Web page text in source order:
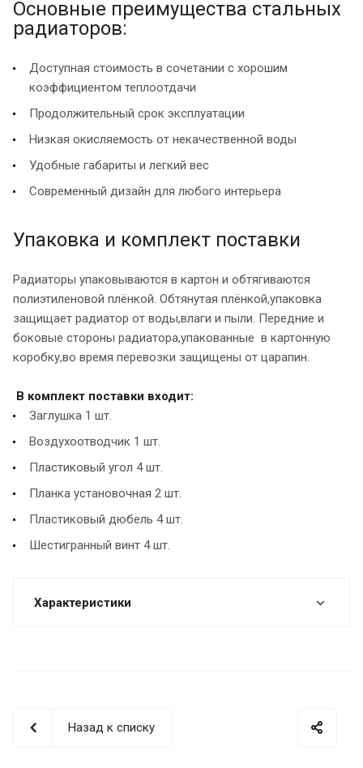
Основные преимущества стальных
радиаторов:
Доступная стоимость в сочетании с хорошим
коэффициентом теплоотдачи
Продолжительный срок эксплуатации
Низкая окисляемость от некачественной воды
Удобные габариты и легкий вес
Современный дизайн для любого интерьера
Упаковка и комплект поставки
Радиаторы упаковываются в картон и обтягиваются
полиэтиленовой плёнкой. Обтянутая плёнкой,упаковка
защищает радиатор от воды,влаги и пыли. Передние и
боковые стороны радиатора,упакованные в картонную
коробку,во время перевозки защищены от царапин.
В комплект поставки входит:
Заглушка 1 шт.
Воздухоотводчик 1 шт.
Пластиковый угол 4 шт.
Планка установочная 2 шт.
Пластиковый дюбель 4 шт.
Шестигранный винт 4 шт.
Характеристики
Назад к списку